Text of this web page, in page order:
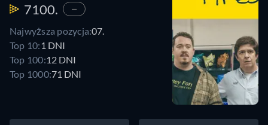
7100. —
Najwyższa pozycja:07.
Top 10: 1 DNI
Top 100:12 DNI
Top 1000:71 DNI